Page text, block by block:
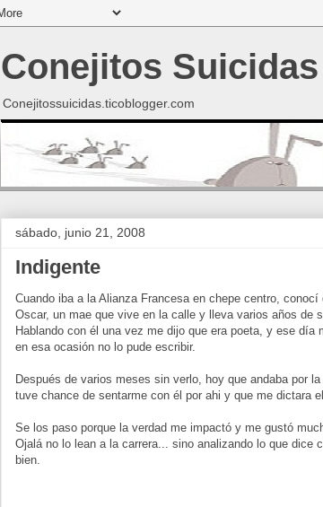
Conejitos Suicidas
Conejitossuicidas.ticoblogger.com
sábado, junio 21, 2008
Indigente
Cuando iba a la Alianza Francesa en chepe centro,
Oscar, un mae que vive en la calle y lleva varios años de
Hablando con él una vez me dijo que era poeta, y ese día
en esa ocasión no lo pude escribir.
Después de varios meses sin verlo, hoy que andaba por
tuve chance de sentarme con él por ahi y que me dictara
Se los paso porque la verdad me impactó y me gustó
Ojalá no lo lean a la carrera... sino analizando lo que dice
bien.